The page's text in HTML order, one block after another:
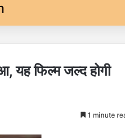
यह फिल्म जल्द होगी
1 minute